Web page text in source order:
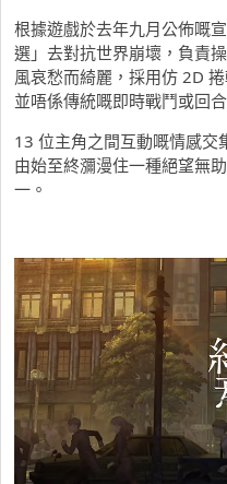
根據遊戲於去年九月公佈嘅
選」去對抗世界崩壞，負責
風哀愁而綺麗，採用仿 2D
並唔係傳統嘅即時戰鬥或回
13 位主角之間互動嘅情感交
由始至終瀰漫住一種絕望無
一。